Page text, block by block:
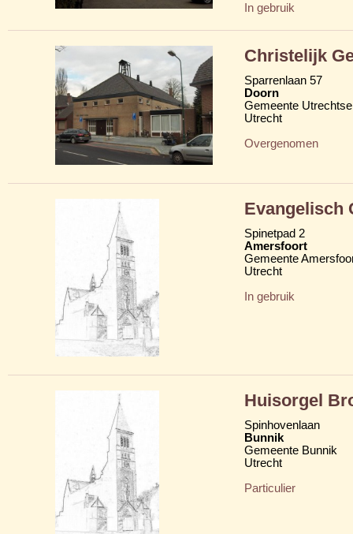
In gebruik
Christelijk
Sparrenlaan 57
Doorn
Gemeente
Utrecht
Overgenomen
Evangelisch
Spinetpad 2
Amersfoort
Gemeente
Utrecht
In gebruik
Huisorgel
Spinhovenlaan
Bunnik
Gemeente Bunnik
Utrecht
Particulier